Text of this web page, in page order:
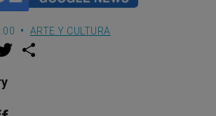
ARTE Y CULTURA
w